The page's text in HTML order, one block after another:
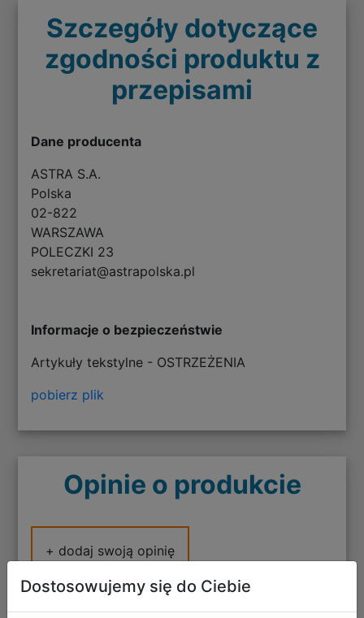
Szczegóły dotyczące
zgodności produktu z
przepisami
Dane producenta
ASTRA S.A.
Polska
02-822
WARSZAWA
POLECZKI 23
sekretariat@astrapolska.pl
Informacje o bezpieczeństwie
Artykuły tekstylne - OSTRZEŻENIA
pobierz plik
Opinie o produkcie
+ dodaj swoją opinię
Dostosowujemy się do Ciebie